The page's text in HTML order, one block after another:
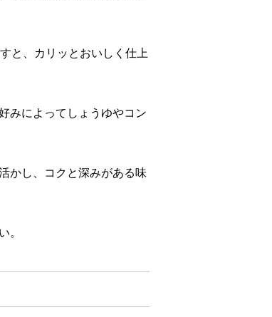
と、カリッとおいしく仕上
みによってしょうゆやコン
かし、コクと深みがある味
。